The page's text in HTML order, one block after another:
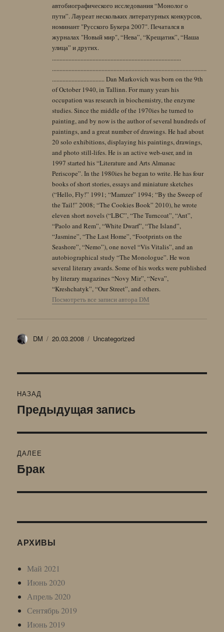
автобиографического исследования “Монолог о
пути”. Лауреат нескольких литературных конкурсов,
номинант "Русского Букера 2007". Печатался в
журналах "Новый мир", “Нева”, “Крещатик”, “Наша
улица” и других.
......................................................................................
.......................................................................................................
................................... Dan Markovich was born on the 9th
of October 1940, in Tallinn. For many years his
occupation was research in biochemistry, the enzyme
studies. Since the middle of the 1970ies he turned to
painting, and by now is the author of several hundreds of
paintings, and a great number of drawings. He had about
20 solo exhibitions, displaying his paintings, drawings,
and photo still-lifes. He is an active web-user, and in
1997 started his “Literature and Arts Almanac
Periscope”. In the 1980ies he began to write. He has four
books of short stories, essays and miniature sketches
(“Hello, Fly!” 1991; “Mamzer” 1994; “By the Sweep of
the Tail!” 2008; “The Cookies Book” 2010), he wrote
eleven short novels (“LBC”, “The Turncoat”, “Ant”,
“Paolo and Rem”, “White Dwarf”, “The Island”,
“Jasmine”, “The Last Home”, “Footprints on the
Seashore”, “Nemo”), one novel “Vis Vitalis”, and an
autobiographical study “The Monologue”. He won
several literary awards. Some of his works were published
by literary magazines “Novy Mir”, “Neva”,
“Kreshchatyk”, “Our Street”, and others.
Посмотреть все записи автора DM
Автор
DM Опубликовано
20.03.2008 Рубрики
Uncategorized
по
НАЗАД
Предыдущая
Предыдущая запись
ДАЛЕЕ
Следующая
Брак
АРХИВЫ
Май 2021
Июнь 2020
Апрель 2020
Сентябрь 2019
Июнь 2019